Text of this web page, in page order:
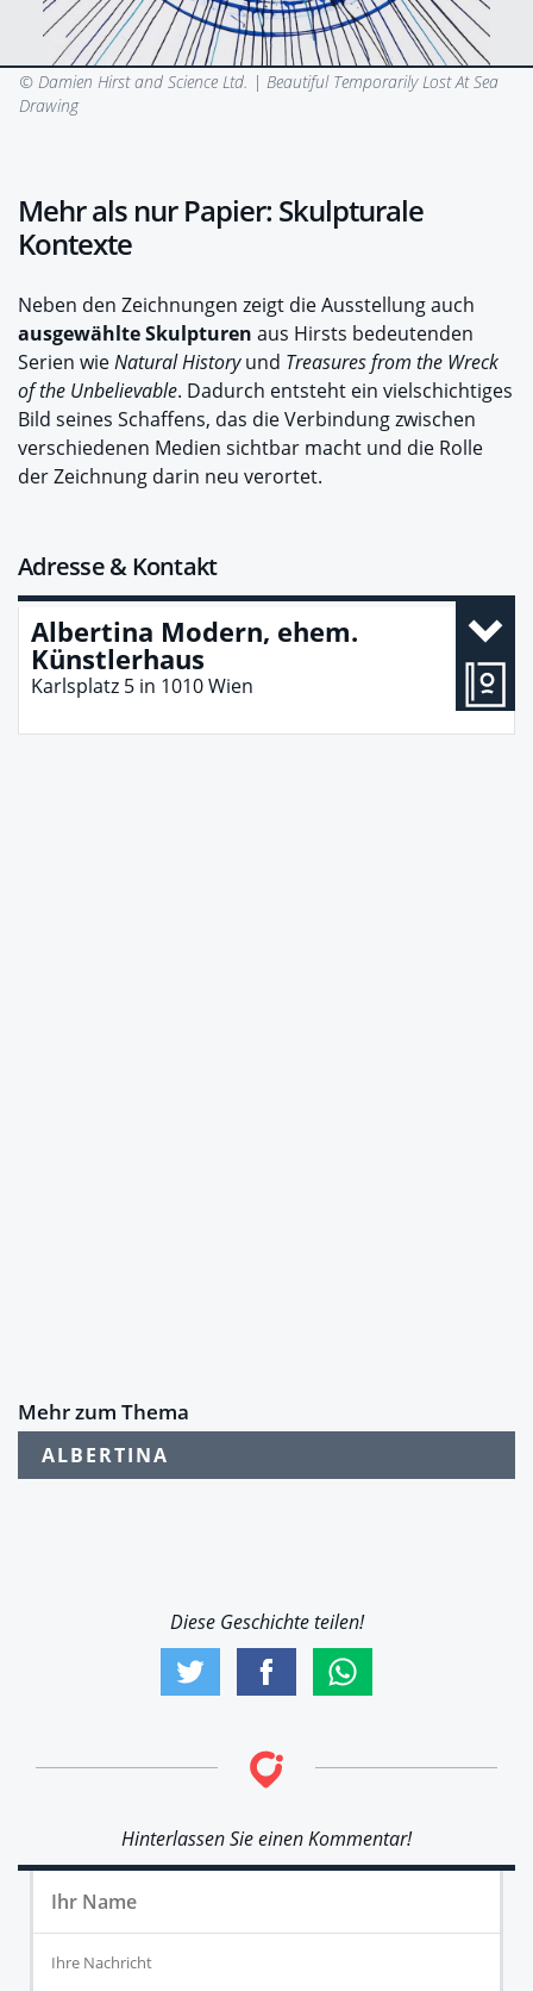
© Damien Hirst and Science Ltd. | Beautiful Temporarily Lost At Sea
Drawing
Mehr als nur Papier: Skulpturale
Kontexte
Neben den Zeichnungen zeigt die Ausstellung auch
ausgewählte Skulpturen aus Hirsts bedeutenden
Serien wieNatural Historyund Treasures from the Wreck
of the Unbelievable. Dadurch entsteht ein vielschichtiges
Bild seines Schaffens, das die Verbindung zwischen
verschiedenen Medien sichtbar macht und die Rolle
der Zeichnung darin neu verortet.
Adresse & Kontakt
Albertina Modern, ehem.
Künstlerhaus
Karlsplatz 5 in 1010Wien
Mehr zum Thema
ALBERTINA
Diese Geschichte teilen!
Hinterlassen Sie einen Kommentar!